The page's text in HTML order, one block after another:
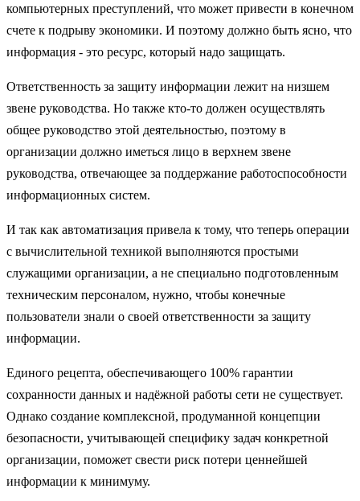
компьютерных преступлений, что может привести в конечном
счете к подрыву экономики. И поэтому должно быть ясно, что
информация - это ресурс, который надо защищать.
Ответственность за защиту информации лежит на низшем
звене руководства. Но также кто-то должен осуществлять
общее руководство этой деятельностью, поэтому в
организации должно иметься лицо в верхнем звене
руководства, отвечающее за поддержание работоспособности
информационных систем.
И так как автоматизация привела к тому, что теперь операции
с вычислительной техникой выполняются простыми
служащими организации, а не специально подготовленным
техническим персоналом, нужно, чтобы конечные
пользователи знали о своей ответственности за защиту
информации.
Единого рецепта, обеспечивающего 100% гарантии
сохранности данных и надёжной работы сети не существует.
Однако создание комплексной, продуманной концепции
безопасности, учитывающей специфику задач конкретной
организации, поможет свести риск потери ценнейшей
информации к минимуму.